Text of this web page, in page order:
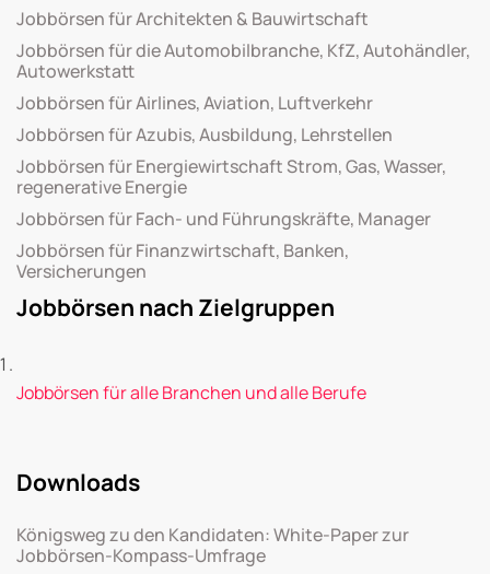
Jobbörsen für Architekten & Bauwirtschaft
Jobbörsen für die Automobilbranche, KfZ, Autohändler,
Autowerkstatt
Jobbörsen für Airlines, Aviation, Luftverkehr
Jobbörsen für Azubis, Ausbildung, Lehrstellen
Jobbörsen für Energiewirtschaft Strom, Gas, Wasser,
regenerative Energie
Jobbörsen für Fach- und Führungskräfte, Manager
Jobbörsen für Finanzwirtschaft, Banken,
Versicherungen
Jobbörsen nach Zielgruppen
Jobbörsen für alle Branchen und alle Berufe
Downloads
Königsweg zu den Kandidaten: White-Paper zur
Jobbörsen-Kompass-Umfrage